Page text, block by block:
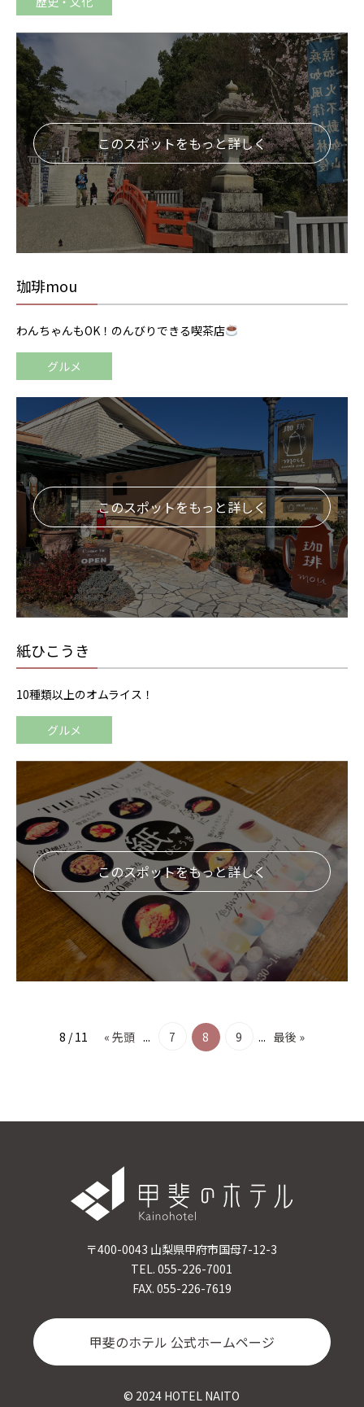
このスポットをもっと詳しく
珈琲mou
わんちゃんもOK！のんびりできる喫茶店
グルメ
このスポットをもっと詳しく
紙ひこうき
10種類以上のオムライス！
グルメ
このスポットをもっと詳しく
8 / 11 « 先頭 ... 7 8 9 ... 最後 »
〒400-0043 山梨県甲府市国母7-12-3
TEL. 055-226-7001
FAX. 055-226-7619
甲斐のホテル 公式ホームページ
© 2024 HOTEL NAITO